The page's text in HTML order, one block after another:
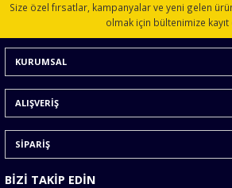
Ürün açıklamasında eksik bilgiler
Ürün bilgilerinde hatalar bulunuyor.
Ürün fiyatı diğer sitelerden daha pahalı.
Bu ürüne benzer farklı alternatifler olmalı.
Size özel fırsatlar, kampanyalar ve yeni gelen
olmak için bültenimize kayıt
KURUMSAL
ALIŞVERİŞ
SİPARİŞ
BİZİ TAKİP EDİN